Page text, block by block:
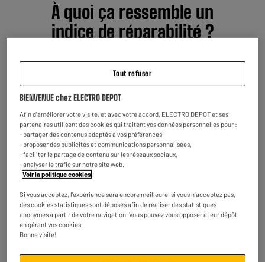
À quoi ça ressemble un
indice de réparabilité ?
L’indice de réparabilité est une note sur 10 attribuée à
certains produits multimédias et électroménagers
pour évaluer leur potentiel de réparation.
Mis en place par le gouvernement français, cet indice
vise à lutter contre l'obsolescence programmée* et à
encourager les consommateurs à choisir des produits
plus durables. En clair, avec un produit facilement
réparable, plus besoin d’acheter du neuf à la moindre
panne.
Source : Ministère de la Transition écologique
Tout refuser
BIENVENUE chez ELECTRO DEPOT
Afin d'améliorer votre visite, et avec votre accord, ELECTRO DEPOT et ses
partenaires utilisent des cookies qui traitent vos données personnelles pour :
- partager des contenus adaptés à vos préférences,
- proposer des publicités et communications personnalisées,
- faciliter le partage de contenu sur les réseaux sociaux,
- analyser le trafic sur notre site web.
Voir la politique cookies.
Si vous acceptez, l'expérience sera encore meilleure, si vous n'acceptez pas,
des cookies statistiques sont déposés afin de réaliser des statistiques
anonymes à partir de votre navigation. Vous pouvez vous opposer à leur dépôt
en gérant vos cookies.
Bonne visite!